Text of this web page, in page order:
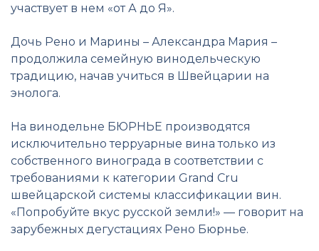
участвует в нем «от А до Я».
Дочь Рено и Марины – Александра Мария –
продолжила семейную винодельческую
традицию, начав учиться в Швейцарии на
энолога.
На винодельне БЮРНЬЕ производятся
исключительно терруарные вина только из
собственного винограда в соответствии с
требованиями к категории Grand Cru
швейцарской системы классификации вин.
«Попробуйте вкус русской земли!» — говорит на
зарубежных дегустациях Рено Бюрнье.